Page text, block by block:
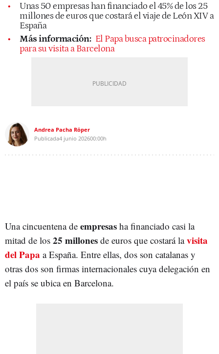
Unas 50 empresas han financiado el 45% de los 25
millones de euros que costará el viaje de León XIV a
España
Más información: El Papa busca patrocinadores
para su visita a Barcelona
Andrea Pacha Röper
Publicada4 junio 202600:00h
Una cincuentena de empresas ha financiado casi la
mitad de los 25 millones de euros que costará lavisita
del Papa a España. Entre ellas, dos son catalanas y
otras dos son firmas internacionales cuya delegación en
el país se ubica en Barcelona.